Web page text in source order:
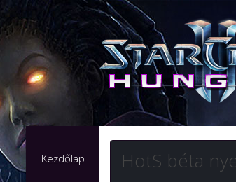
Kezdőlap HotS béta